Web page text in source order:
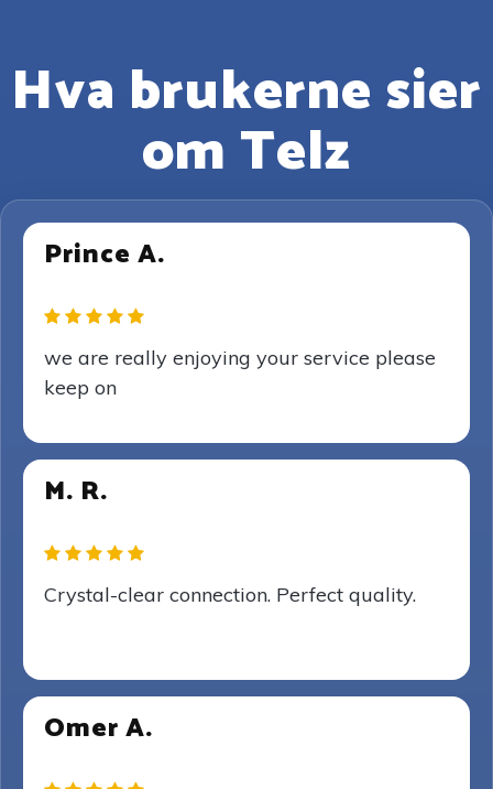
Hva brukerne sier
om Telz
Prince A.
we are really enjoying your service please
keep on
M. R.
Crystal-clear connection. Perfect quality.
Omer A.